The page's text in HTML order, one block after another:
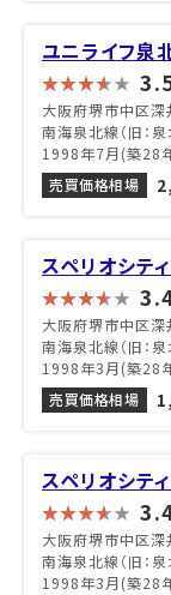
ユニライフ泉
大阪府堺市中区
南海泉北線（旧：
1998年7月(築28
売買価格相場
スペリオシテ
大阪府堺市中区
南海泉北線（旧：
1998年3月(築28
売買価格相場
スペリオシテ
大阪府堺市中区
南海泉北線（旧：
1998年3月(築28